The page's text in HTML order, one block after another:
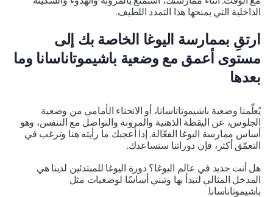
الداخلية التي يمنحها هذا التمدد اللطيف.
ارتقِ بممارسة اليوغا الخاصة بك إلى
مستوى أعمق مع وضعية باشيموتاناسانا وما
بعدها
يُعلّمنا وضعية باشيموتاناسانا، أو الانحناء الأمامي من وضعية
الجلوس، عن اليقظة الذهنية والمرونة والتواصل مع التنفس، وهو
أساس ممارسة اليوغا الفعّالة. إذا أعجبك ما رأيته هنا وترغب في
التعمّق أكثر، فإن دوراتنا ستساعدك.
هل أنت جديد في عالم اليوغا؟ دورة اليوغا للمبتدئين لدينا هي
المدخل المثالي لتبدأ بها وتبني أساسًا لوضعيات مثل
باشيموتاناسانا.